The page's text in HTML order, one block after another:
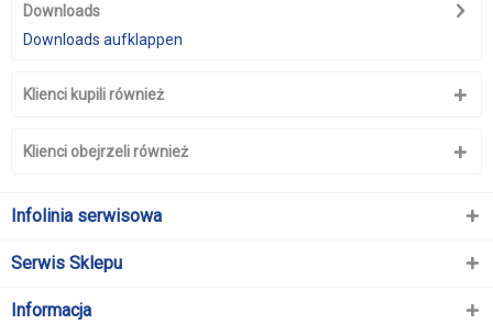
Downloads
Downloads aufklappen
Klienci kupili również
Klienci obejrzeli również
Infolinia serwisowa
Serwis Sklepu
Informacja